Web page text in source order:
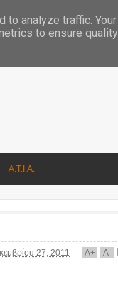
Α.Τ.Ι.Α.
27, 2011 A+ A-
analyze traffic.
to ensure